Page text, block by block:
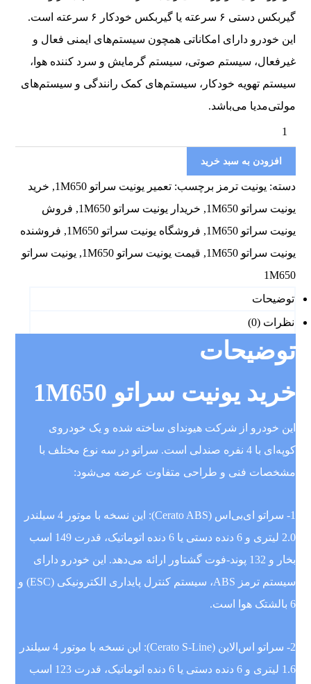
گیربکس دستی ۶ سرعته یا گیربکس خودکار ۶ سرعته است.
این خودرو دارای امکاناتی همچون سیستم‌های ایمنی فعال و
غیرفعال، سیستم صوتی، سیستم گرمایش و سرد کننده هوا،
سیستم تهویه خودکار، سیستم‌های کمک رانندگی و سیستم‌های
مولتی‌مدیا می‌باشد.
افزودن به سبد خرید
دسته: یونیت ترمز برچسب:تعمیر یونیت سراتو 1M650 , خرید
یونیت سراتو 1M650
, خریدار یونیت سراتو 1M650 , فروش
یونیت سراتو 1M650
, فروشگاه یونیت سراتو 1M650 , فروشنده
یونیت سراتو 1M650
, قیمت یونیت سراتو 1M650 , یونیت سراتو
1M650
توضیحات
نظرات (0)
توضیحات
خرید یونیت سراتو 1M650
این خودرو از شرکت هیوندای ساخته شده و یک خودروی
کوپه‌ای با 4 نفره صندلی است. سراتو در سه نوع مختلف با
مشخصات فنی و طراحی متفاوت عرضه می‌شود:
1- سراتو ای‌بی‌اس (Cerato ABS): این نسخه با موتور 4 سیلندر
2.0 لیتری و 6 دنده دستی یا 6 دنده اتوماتیک، قدرت 149 اسب
بخار و 132 پوند-فوت گشتاور ارائه می‌دهد. این خودرو دارای
سیستم ترمز ABS، سیستم کنترل پایداری الکترونیکی (ESC) و
6 بالشتک هوا است.
2- سراتو اس‌الاین (Cerato S-Line): این نسخه با موتور 4 سیلندر
1.6 لیتری و 6 دنده دستی یا 6 دنده اتوماتیک، قدرت 123 اسب